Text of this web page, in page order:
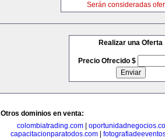
Serán consideradas
Realizar una Oferta
Precio Ofrecido $
Otros dominios en venta:
colombiatrading.com|
capacitacionparatodos.com